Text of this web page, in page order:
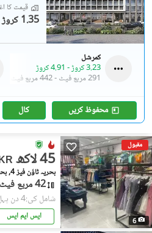
قیمت کا
1.35 کروڑ
کمرشل
3.23 کروڑ
- 4.91 کروڑ
291 مربع فیٹ
-442 مربع فیٹ
محفوظ کریں کال
مقبول
6
45 لاکھ
بحریہ ٹاؤن فیز 4, بحریہ ٹاؤن راولپنڈی
42 مربع فیٹ
شامل کی:4 دن پہل
ایس ایم ایس